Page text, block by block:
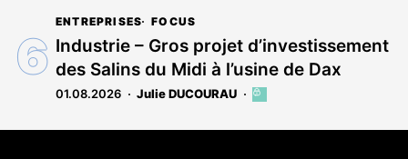
ENTREPRISES FOCUS
Industrie – Gros projet d’investissement
des Salins du Midi à l’usine de Dax
01.08.2026 Julie DUCOURAU
Cet
est